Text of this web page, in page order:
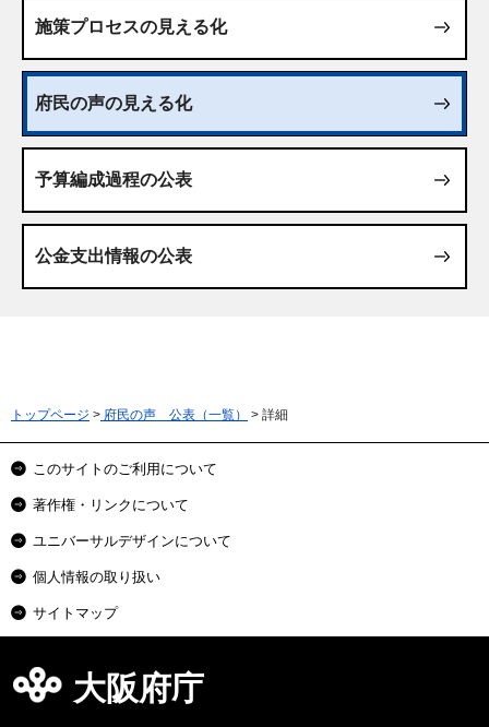
施策プロセスの見える化
府民の声の見える化
予算編成過程の公表
公金支出情報の公表
トップページ > 府民の声 公表（一覧） > 詳細
このサイトのご利用について
著作権・リンクについて
ユニバーサルデザインについて
個人情報の取り扱い
サイトマップ
大阪府庁